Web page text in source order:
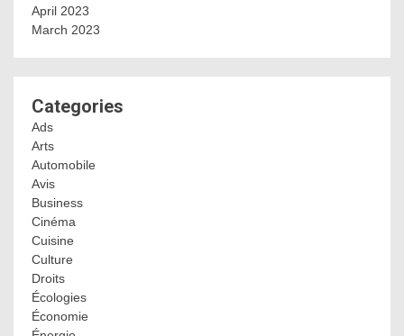
April 2023
March 2023
Categories
Ads
Arts
Automobile
Avis
Business
Cinéma
Cuisine
Culture
Droits
Écologies
Économie